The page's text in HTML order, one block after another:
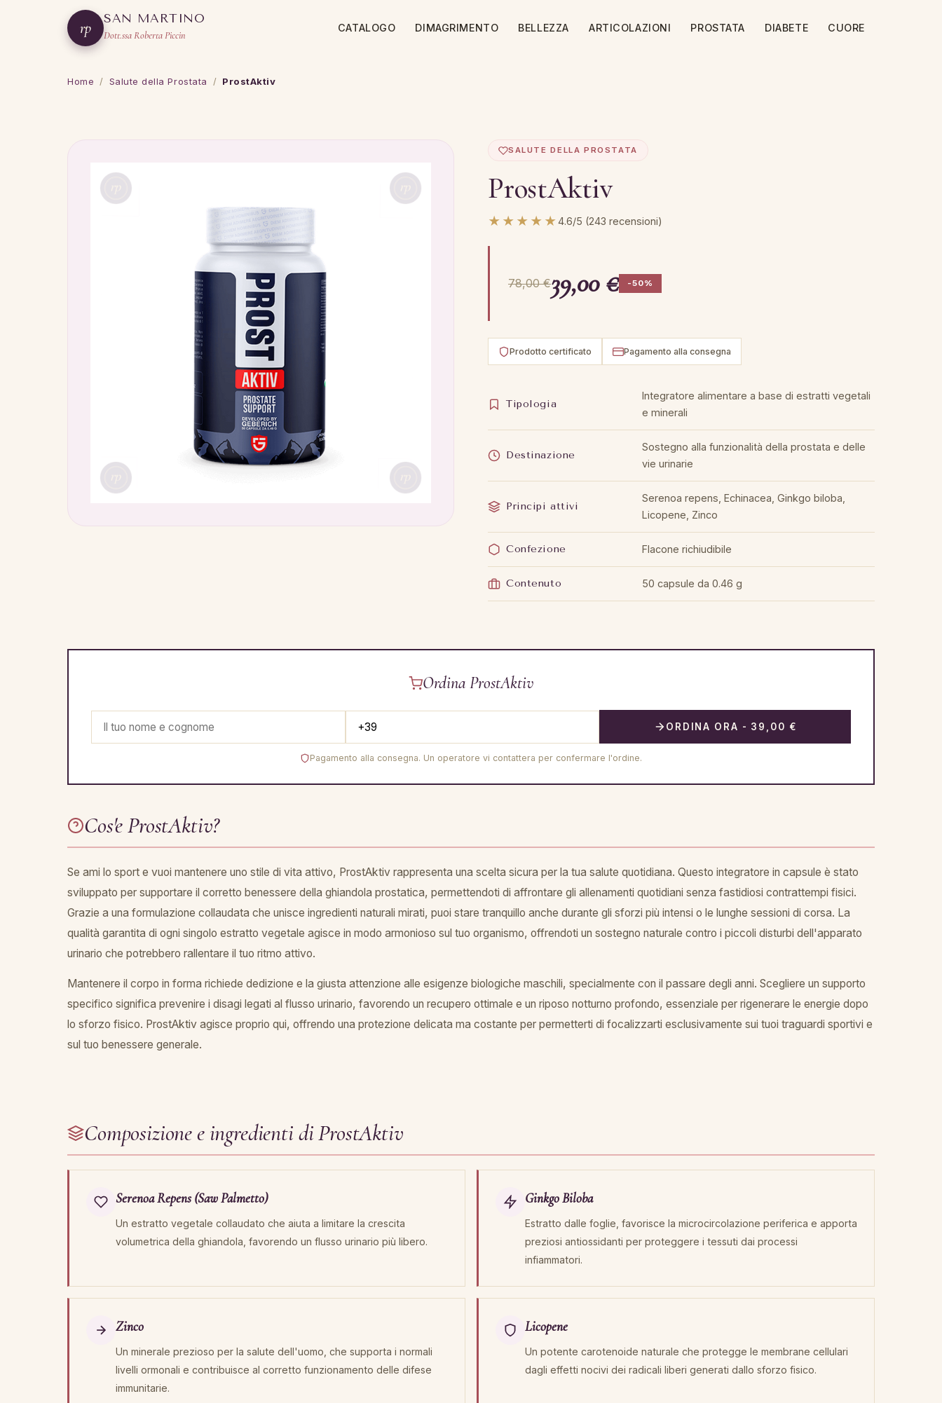
rp SAN MARTINO
Dott.ssa Roberta Piccin
CATALOGO DIMAGRIMENTO BELLEZZA ARTICOLAZIONI PROSTATA DIABETE CUORE
Home / Salute della Prostata / ProstAktiv
SALUTE DELLA PROSTATA
ProstAktiv
★★★★★4.6/5 (243 recensioni)
78,00 €39,00 € -50%
Prodotto certificato Pagamento alla consegna
Tipologia
Integratore alimentare a base di estratti vegetali
e minerali
Destinazione
Sostegno alla funzionalità della prostata e delle
vie urinarie
Principi attivi
Serenoa repens, Echinacea, Ginkgo biloba,
Licopene, Zinco
Confezione Flacone richiudibile
Contenuto 50 capsule da 0.46 g
Ordina ProstAktiv
ORDINA ORA - 39,00 €
Pagamento alla consegna. Un operatore vi contattera per confermare l'ordine.
Cos'e ProstAktiv?
Se ami lo sport e vuoi mantenere uno stile di vita attivo, ProstAktiv rappresenta una scelta sicura per la tua salute quotidiana. Questo integratore in capsule è stato
sviluppato per supportare il corretto benessere della ghiandola prostatica, permettendoti di affrontare gli allenamenti quotidiani senza fastidiosi contrattempi fisici.
Grazie a una formulazione collaudata che unisce ingredienti naturali mirati, puoi stare tranquillo anche durante gli sforzi più intensi o le lunghe sessioni di corsa. La
qualità garantita di ogni singolo estratto vegetale agisce in modo armonioso sul tuo organismo, offrendoti un sostegno naturale contro i piccoli disturbi dell'apparato
urinario che potrebbero rallentare il tuo ritmo attivo.
Mantenere il corpo in forma richiede dedizione e la giusta attenzione alle esigenze biologiche maschili, specialmente con il passare degli anni. Scegliere un supporto
specifico significa prevenire i disagi legati al flusso urinario, favorendo un recupero ottimale e un riposo notturno profondo, essenziale per rigenerare le energie dopo
lo sforzo fisico. ProstAktiv agisce proprio qui, offrendo una protezione delicata ma costante per permetterti di focalizzarti esclusivamente sui tuoi traguardi sportivi e
sul tuo benessere generale.
Composizione e ingredienti di ProstAktiv
Serenoa Repens (Saw Palmetto)
Un estratto vegetale collaudato che aiuta a limitare la crescita
volumetrica della ghiandola, favorendo un flusso urinario più libero.
Ginkgo Biloba
Estratto dalle foglie, favorisce la microcircolazione periferica e apporta
preziosi antiossidanti per proteggere i tessuti dai processi
infiammatori.
Zinco
Un minerale prezioso per la salute dell'uomo, che supporta i normali
livelli ormonali e contribuisce al corretto funzionamento delle difese
immunitarie.
Licopene
Un potente carotenoide naturale che protegge le membrane cellulari
dagli effetti nocivi dei radicali liberi generati dallo sforzo fisico.